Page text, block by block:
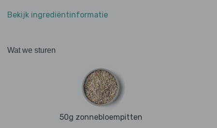
Bekijk ingrediëntinformatie
Wat we sturen
50g zonnebloempitten